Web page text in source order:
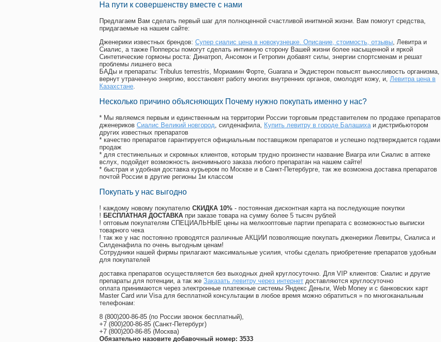
На пути к совершенству вместе с нами
Предлагаем Вам сделать первый шаг для полноценной счастливой инитмной жизни. Вам помогут средства,
придагаемые на нашем сайте:
Дженерики известных брендов: Супер сиалис цена в новокузнецке. Описание, стоимость, отзывы, Левитра и
Сиалис, а также Попперсы помогут сделать интимную сторону Вашей жизни более насыщенной и яркой
Синтетические гормоны роста: Динатроп, Ансомон и Гетропин добавят силы, энергии спортсменам и решат
проблемы лишнего веса
БАДы и препараты: Tribulus terrestris, Мориамин Форте, Guarana и Экдистерон повысят выносливость организма,
вернут утраченную энергию, восстановят работу многих внутренних органов, омолодят кожу, и, Левитра цена в
Казахстане.
Несколько причино объясняющих Почему нужно покупать именно у нас?
* Мы являемся первым и единственным на территории России торговым представителем по продаже препаратов
дженериков Сиалис Великий новгород, силденафила, Купить левитру в городе Балашихаи дистрибьютором
других известных препаратов
* качество препаратов гарантируется официальным поставщиком препаратов и успешно подтверждается годами
продаж
* для стестинельных и скромных клиентов, которым трудно произнести название Виагра или Сиалис в аптеке
вслух, подойдет возможность анонимныого заказа любого препаратан на нашем сайте!
* быстрая и удобная доставка курьером по Москве и в Санкт-Петербурге, так же возможна доставка препаратов
почтой России в другие регионы 1м классом
Покупать у нас выгодно
! каждому новому покупателю СКИДКА 10% - постоянная дисконтная карта на последующие покупки
! БЕСПЛАТНАЯ ДОСТАВКА при заказе товара на сумму более 5 тысяч рублей
! оптовым покупателям СПЕЦИАЛЬНЫЕ цены на мелкооптовые партии препарата с возможностью выписки
товарного чека
! так же у нас постоянно проводятся различные АКЦИИ позволяющие покупать дженерики Левитры, Сиалиса и
Силденафила по очень выгодным ценам!
Cотрудники нашей фирмы прилагают максимальные усилия, чтобы сделать приобретение препаратов удобным
для покупателей
доставка препаратов осуществляется без выходных дней круглосуточно. Для VIP клиентов: Сиалис и другие
препараты для потенции, а так же Заказать левитру через интернет доставляются круглосуточно
оплата принимаются через электронные платежные системы Яндекс Деньги, Web Money и с банковских карт
Master Card или Visa для бесплатной консультации в любое время можно обратиться » по многоканальным
телефонам:
8 (800)200-86-85 (по России звонок бесплатный),
+7 (800)200-86-85 (Санкт-Петербург)
+7 (800)200-86-85 (Москва)
Обязательно назовите добавочный номер: 3533